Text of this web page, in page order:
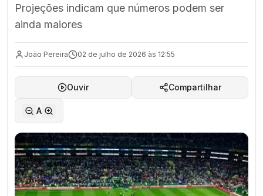
Projeções indicam que números podem ser
ainda maiores
João Pereira 02 de julho de 2026 às 12:55
Ouvir Compartilhar
A